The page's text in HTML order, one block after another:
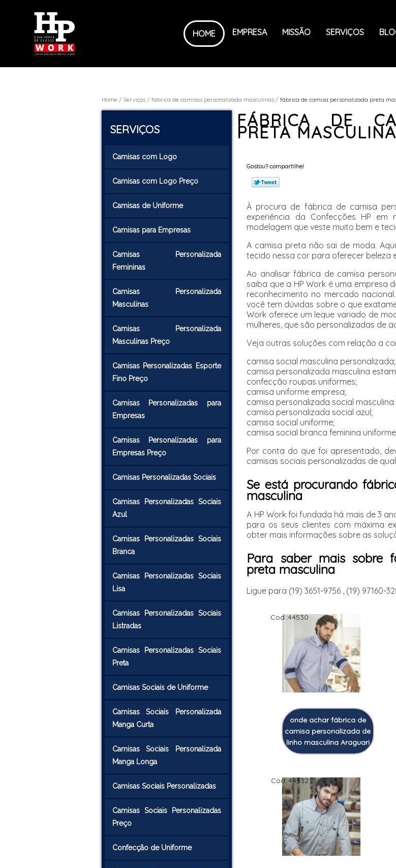
HOME EMPRESA MISSÃO SERVIÇOS
Home Serviços fábrica de camisas personalizada masculinas fábrica de camisa personalizada preta
SERVIÇOS
Camisas com Logo
Camisas com Logo Preço
Camisas de Uniforme
Camisas para Empresas
Camisas Personalizada
Femininas
Camisas Personalizada
Masculinas
Camisas Personalizada
Masculinas Preço
Camisas Personalizadas Esporte
Fino Preço
Camisas Personalizadas para
Empresas
Camisas Personalizadas para
Empresas Preço
Camisas Personalizadas Sociais
Camisas Personalizadas Sociais
Azul
Camisas Personalizadas Sociais
Branca
Camisas Personalizadas Sociais
Lisa
Camisas Personalizadas Sociais
Listradas
Camisas Personalizadas Sociais
Preta
Camisas Sociais de Uniforme
Camisas Sociais Personalizada
Manga Curta
Camisas Sociais Personalizada
Manga Longa
Camisas Sociais Personalizadas
Camisas Sociais Personalizadas
Preço
Confecção de Uniforme
FÁBRICA DE
PRETA MASCULINA
Gostou? compartilhe!
À procura de fábrica de camisa
experiência da Confecções HP em
modelagem que veste muito bem e
A camisa preta não sai de moda.
tecido nessa cor para oferecer beleza
Ao analisar fábrica de camisa
saiba que a HP Work é uma empresa
reconhecimento no mercado
você tem dúvidas sobre o que
Work oferece um leque variado de
mulheres, que são personalizadas de
Veja outras soluções com relação a
camisa social masculina personalizada;
camisa personalizada masculina
confecção roupas uniformes;
camisa uniforme empresa;
camisa personalizada social masculina
camisa personalizada social azul;
camisa social uniforme;
camisa social branca feminina
Por conta do que foi apresentado,
camisas sociais personalizadas de
Se está procurando
masculina
A HP Work foi fundada há mais de 3
para os seus clientes com máxima
obter mais informações sobre as
Para saber mais sobre
preta masculina
Ligue para (19) 3651-9756 , (19) 97160-
Cod.:44530
onde achar fábrica de
camisa personalizada de
linho masculina Araguari
Cod.:44532